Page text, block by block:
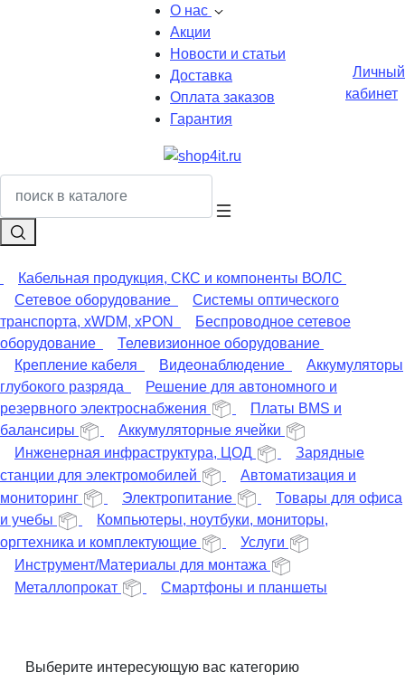
О нас
Акции
Новости и статьи
Доставка
Оплата заказов
Гарантия
Личный
кабинет
Кабельная продукция, СКС и компоненты ВОЛС
Сетевое оборудование
Системы оптического
транспорта, xWDM, xPON
Беспроводное сетевое
оборудование
Телевизионное оборудование
Крепление кабеля
Видеонаблюдение
Аккумуляторы
глубокого разряда
Решение для автономного и
резервного электроснабжения
Платы BMS и
балансиры
Аккумуляторные ячейки
Инженерная инфраструктура, ЦОД
Зарядные
станции для электромобилей
Автоматизация и
мониторинг
Электропитание
Товары для офиса
и учебы
Компьютеры, ноутбуки, мониторы,
оргтехника и комплектующие
Услуги
Инструмент/Материалы для монтажа
Металлопрокат
Смартфоны и планшеты
Выберите интересующую вас категорию